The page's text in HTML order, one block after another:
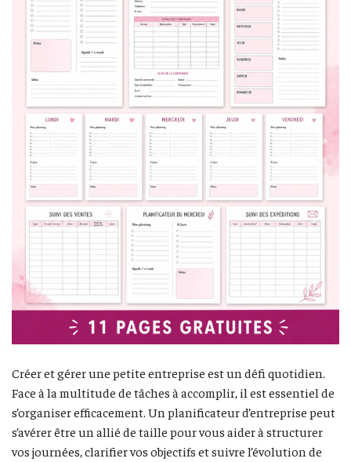
Créer et gérer une petite entreprise est un défi quotidien.
Face à la multitude de tâches à accomplir, il est essentiel de
s’organiser efficacement. Un planificateur d’entreprise peut
s’avérer être un allié de taille pour vous aider à structurer
vos journées, clarifier vos objectifs et suivre l’évolution de